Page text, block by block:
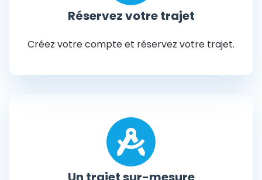
Réservez votre trajet
Créez votre compteet réservez votre trajet.